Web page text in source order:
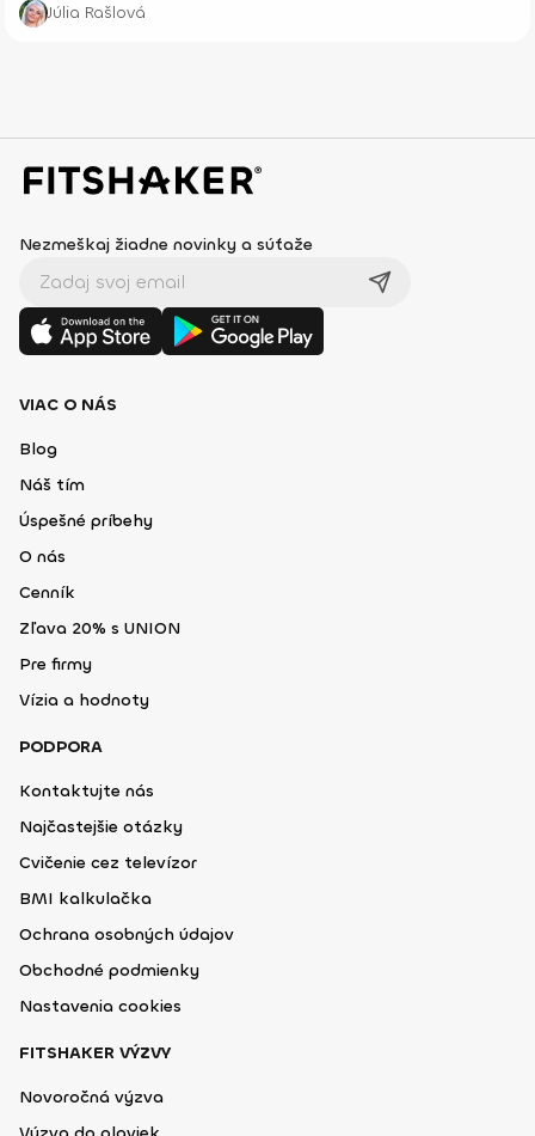
Júlia Rašlová
Nezmeškaj žiadne novinky a súťaže
VIAC O NÁS
Blog
Náš tím
Úspešné príbehy
O nás
Cenník
Zľava 20% s UNION
Pre firmy
Vízia a hodnoty
PODPORA
Kontaktujte nás
Najčastejšie otázky
Cvičenie cez televízor
BMI kalkulačka
Ochrana osobných údajov
Obchodné podmienky
Nastavenia cookies
FITSHAKER VÝZVY
Novoročná výzva